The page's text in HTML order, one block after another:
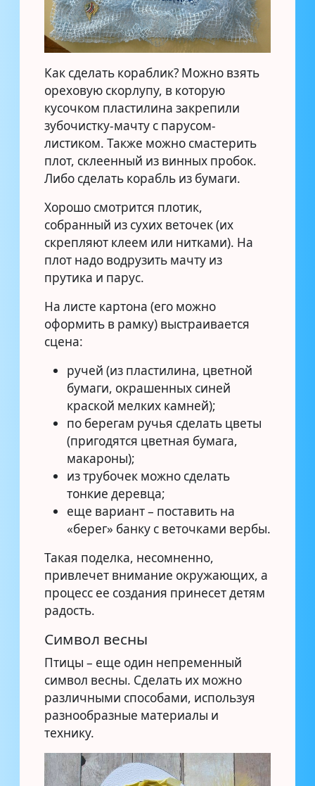
Как сделать кораблик? Можно взять
ореховую скорлупу, в которую
кусочком пластилина закрепили
зубочистку-мачту с парусом-
листиком. Также можно смастерить
плот, склеенный из винных пробок.
Либо сделать корабль из бумаги.
Хорошо смотрится плотик,
собранный из сухих веточек (их
скрепляют клеем или нитками). На
плот надо водрузить мачту из
прутика и парус.
На листе картона (его можно
оформить в рамку) выстраивается
сцена:
ручей (из пластилина, цветной
бумаги, окрашенных синей
краской мелких камней);
по берегам ручья сделать цветы
(пригодятся цветная бумага,
макароны);
из трубочек можно сделать
тонкие деревца;
еще вариант – поставить на
«берег» банку с веточками вербы.
Такая поделка, несомненно,
привлечет внимание окружающих, а
процесс ее создания принесет детям
радость.
Символ весны
Птицы – еще один непременный
символ весны. Сделать их можно
различными способами, используя
разнообразные материалы и
технику.